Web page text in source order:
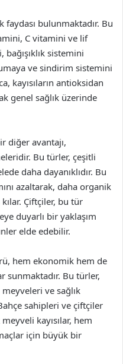
faydası bulunmaktadır. Bu
C vitamini ve lif
sistemini
ve sindirim sistemini
kayısıların antioksidan
genel sağlık üzerinde
diğer avantajı,
Bu türler, çeşitli
daha dayanıklıdır. Bu
azaltarak, daha organik
Çiftçiler, bu tür
duyarlı bir yaklaşım
elde edebilir.
hem ekonomik hem de
sunmaktadır. Bu türler,
ve sağlık
sahipleri ve çiftçiler
kayısılar, hem
için büyük bir